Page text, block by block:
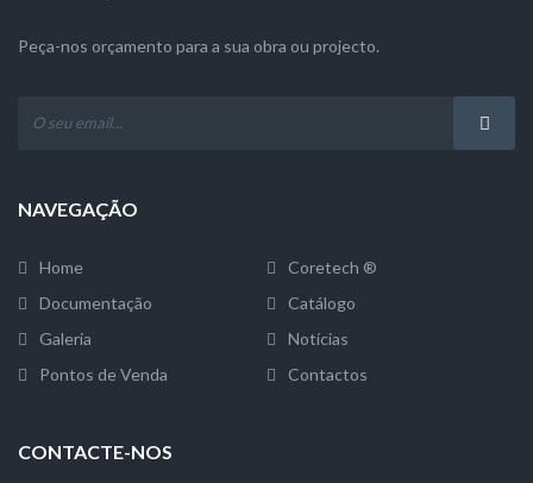
Peça-nos orçamento para a sua obra ou projecto.
NAVEGAÇÃO
Home
Coretech ®
Documentação
Catálogo
Galeria
Notícias
Pontos de Venda
Contactos
CONTACTE-NOS